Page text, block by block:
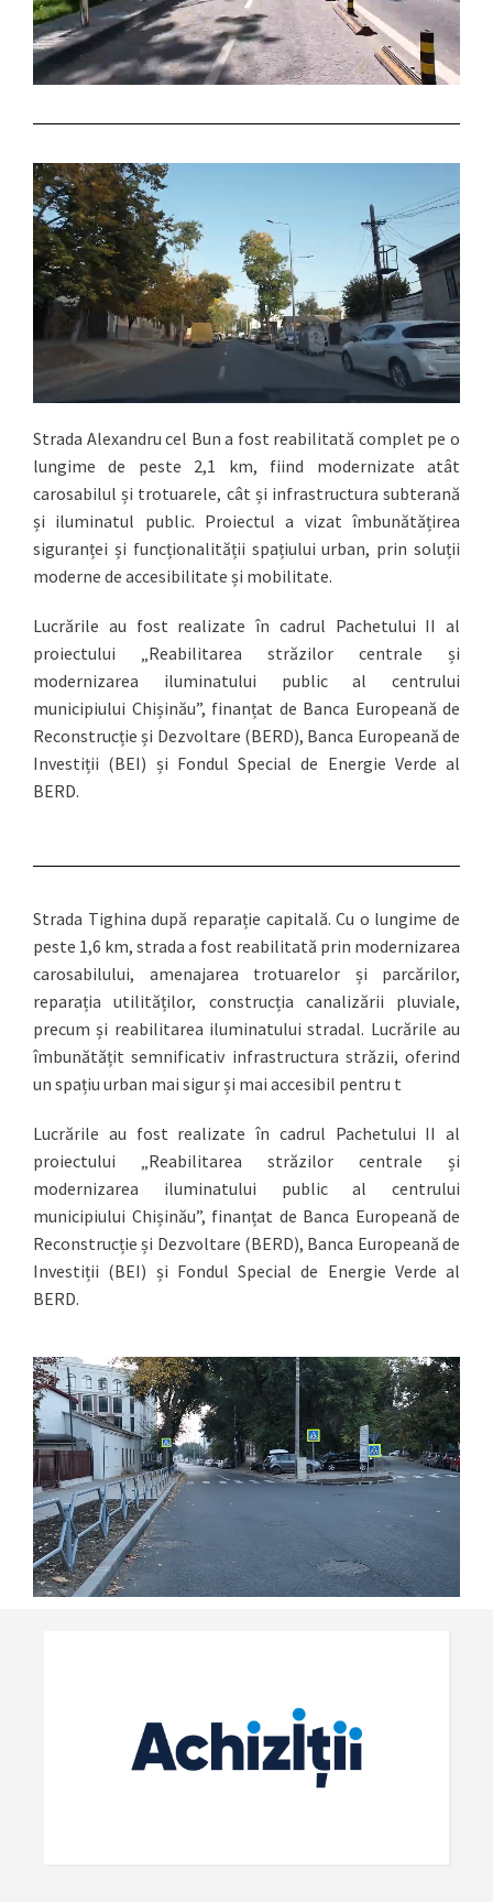
Strada Alexandru cel Bun a fost reabilitată complet pe o
lungime de peste 2,1 km, fiind modernizate atât
carosabilul și trotuarele, cât și infrastructura subterană
și iluminatul public. Proiectul a vizat îmbunătățirea
siguranței și funcționalității spațiului urban, prin soluții
moderne de accesibilitate și mobilitate.
Lucrările au fost realizate în cadrul Pachetului II al
proiectului „Reabilitarea străzilor centrale și
modernizarea iluminatului public al centrului
municipiului Chișinău”, finanțat de Banca Europeană de
Reconstrucție și Dezvoltare (BERD), Banca Europeană de
Investiții (BEI) și Fondul Special de Energie Verde al
BERD.
Strada Tighina după reparație capitală. Cu o lungime de
peste 1,6 km, strada a fost reabilitată prin modernizarea
carosabilului, amenajarea trotuarelor și parcărilor,
reparația utilităților, construcția canalizării pluviale,
precum și reabilitarea iluminatului stradal. Lucrările au
îmbunătățit semnificativ infrastructura străzii, oferind
un spațiu urban mai sigur și mai accesibil pentru t
Lucrările au fost realizate în cadrul Pachetului II al
proiectului „Reabilitarea străzilor centrale și
modernizarea iluminatului public al centrului
municipiului Chișinău”, finanțat de Banca Europeană de
Reconstrucție și Dezvoltare (BERD), Banca Europeană de
Investiții (BEI) și Fondul Special de Energie Verde al
BERD.